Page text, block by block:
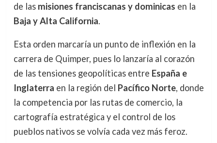
de las misiones franciscanas y dominicas en la
Baja y Alta California.
Esta orden marcaría un punto de inflexión en la
carrera de Quimper, pues lo lanzaría al corazón
de las tensiones geopolíticas entre España e
Inglaterra en la región del Pacífico Norte, donde
la competencia por las rutas de comercio, la
cartografía estratégica y el control de los
pueblos nativos se volvía cada vez más feroz.